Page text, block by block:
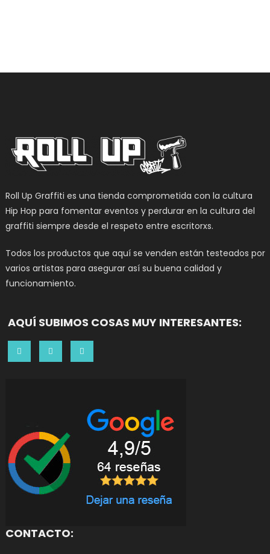
Roll Up Graffiti es una tienda comprometida con la cultura
Hip Hop para fomentar eventos y perdurar en la cultura del
graffiti siempre desde el respeto entre escritorxs.
Todos los productos que aquí se venden están testeados por
varios artistas para asegurar así su buena calidad y
funcionamiento.
AQUÍ SUBIMOS COSAS MUY INTERESANTES:
CONTACTO: